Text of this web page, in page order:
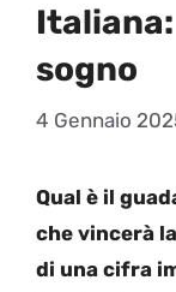
sogno
4 Gennaio
Qual è il
che vincerà
di una cifra